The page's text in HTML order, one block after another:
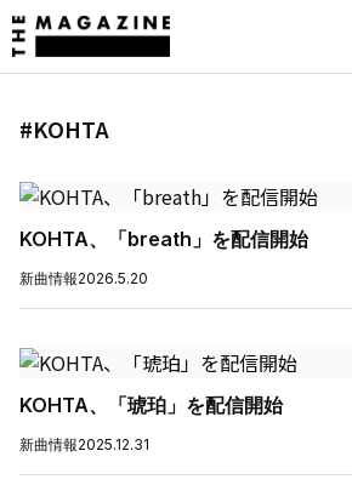
#KOHTA
KOHTA、「breath」を配信開始
新曲情報2026.5.20
KOHTA、「琥珀」を配信開始
新曲情報2025.12.31